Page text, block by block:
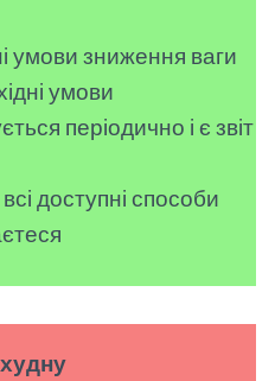
умови зниження ваги
умови
періодично і є звіт
доступні способи